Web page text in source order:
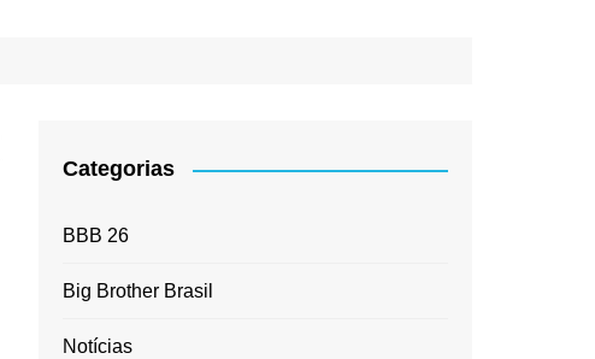
Categorias
BBB 26
Big Brother Brasil
Notícias